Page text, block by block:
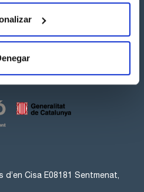
d’en Cisa E08181 Sentmenat,